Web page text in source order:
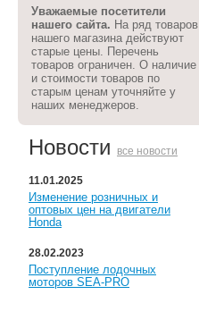
Уважаемые посетители
нашего сайта. На ряд товаров
нашего магазина действуют
старые цены. Перечень
товаров ограничен. О наличие
и стоимости товаров по
старым ценам уточняйте у
наших менеджеров.
Новости все новости
11.01.2025
Изменение розничных и
оптовых цен на двигатели
Honda
28.02.2023
Поступление лодочных
моторов SEA-PRO